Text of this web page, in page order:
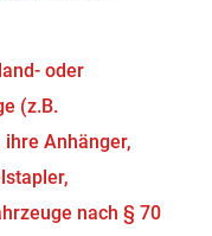
oder
(z.B.
Anhänger,
nach § 70